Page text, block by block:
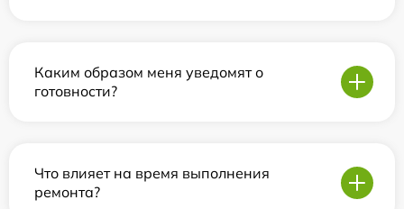
Каким образом меня уведомят о
готовности?
Что влияет на время выполнения
ремонта?